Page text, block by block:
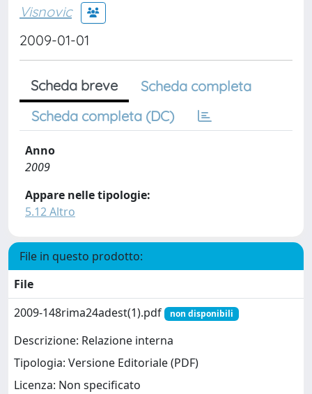
Visnovic
2009-01-01
Scheda breve
Scheda completa
Scheda completa (DC)
Anno
2009
Appare nelle tipologie:
5.12 Altro
File in questo prodotto:
File
2009-148rima24adest(1).pdf
non disponibili
Descrizione: Relazione interna
Tipologia: Versione Editoriale (PDF)
Licenza: Non specificato